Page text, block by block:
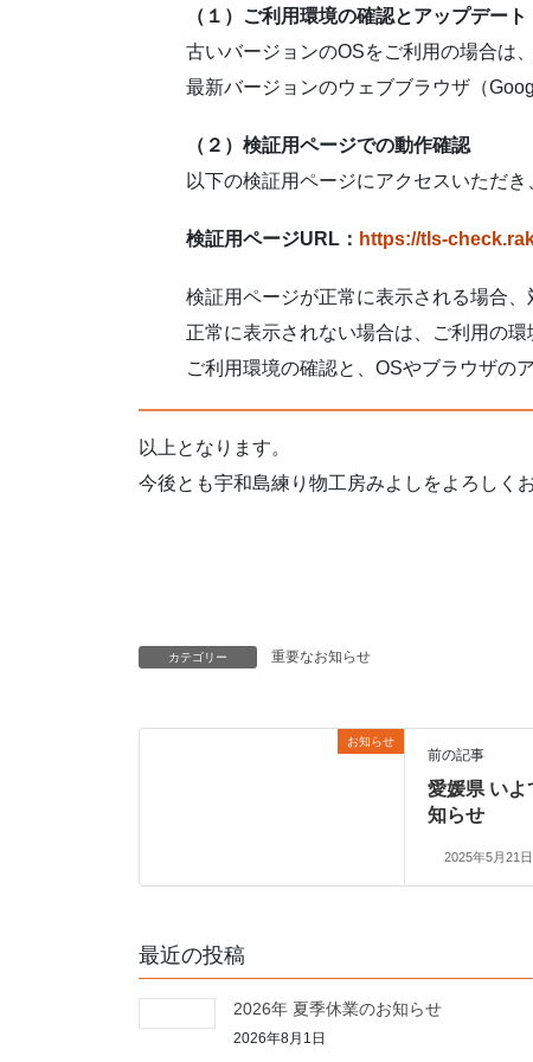
（１）ご利用環境の確認とアップデート
古いバージョンのOSをご利用の場合は
最新バージョンのウェブブラウザ（
（２）検証用ページでの動作確認
以下の検証用ページにアクセスいただ
検証用ページURL： https://tls-
検証用ページが正常に表示される場合、
正常に表示されない場合は、ご利用の
ご利用環境の確認と、OSやブラウザの
以上となります。
今後とも宇和島練り物工房みよしをよろしく
カテゴリー 重要なお知らせ
お知らせ
前の記事
愛媛県 いよ
知らせ
2025年5月21日
最近の投稿
2026年 夏季休業のお知らせ
2026年8月1日